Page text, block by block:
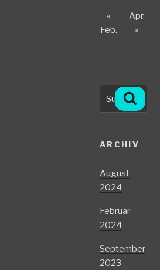
«
Feb.
Apr.
»
Suche
nach:
ARCHIV
August
2024
Februar
2024
September
2023